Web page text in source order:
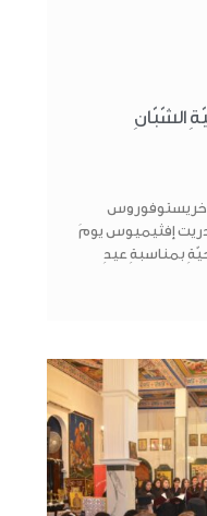
الشّبّانِ
خريستوفوروس
إفثيميوس يومَ
بمناسبةِ عيدِ